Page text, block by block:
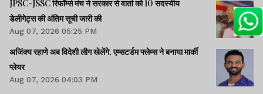
JPSC-JSSC रिफॉर्म्स मंच ने सरकार से वार्ता को 10 सदस्यीय
डेलीगेट्स की अंतिम सूची जारी की
Aug 07, 2026 05:25 PM
अजिंक्य रहाणे अब विदेशी लीग खेलेंगे, एम्सटर्डम फ्लेम्स ने बनाया मार्की
प्लेयर
Aug 07, 2026 04:03 PM